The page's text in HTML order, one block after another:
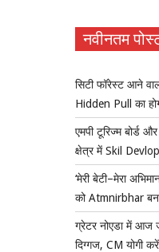
नवीनतम
सिटी फॉरेस्ट आने
Hidden Pull का
एमपी टूरिज्म बोर्ड
क्षेत्र में Skil
‘मेरी बेटी–मेरा
को Atmnirbhar
ग्रेटर नोएडा में आज
दिग्गज, CM योगी